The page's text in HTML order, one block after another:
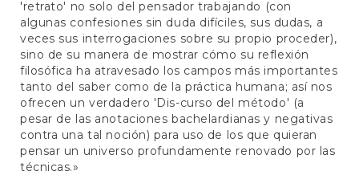
'retrato' no solo del pensador trabajando (con
algunas confesiones sin duda difíciles, sus dudas, a
veces sus interrogaciones sobre su propio proceder),
sino de su manera de mostrar cómo su reflexión
filosófica ha atravesado los campos más importantes
tanto del saber como de la práctica humana; así nos
ofrecen un verdadero 'Dis-curso del método' (a
pesar de las anotaciones bachelardianas y negativas
contra una tal noción) para uso de los que quieran
pensar un universo profundamente renovado por las
técnicas.»